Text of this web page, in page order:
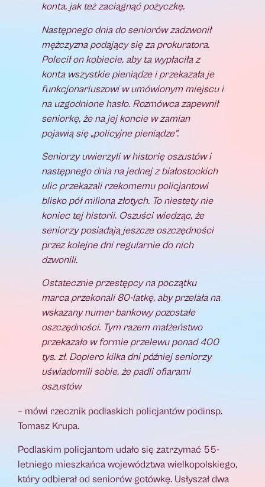
konta, jak też zaciągnąć pożyczkę.
Następnego dnia do seniorów zadzwonił
mężczyzna podający się za prokuratora.
Polecił on kobiecie, aby ta wypłaciła z
konta wszystkie pieniądze i przekazała je
funkcjonariuszowi w umówionym miejscu i
na uzgodnione hasło. Rozmówca zapewnił
seniorkę, że na jej koncie w zamian
pojawią się „policyjne pieniądze”.
Seniorzy uwierzyli w historię oszustów i
następnego dnia na jednej z białostockich
ulic przekazali rzekomemu policjantowi
blisko pół miliona złotych. To niestety nie
koniec tej historii. Oszuści wiedząc, że
seniorzy posiadają jeszcze oszczędności
przez kolejne dni regularnie do nich
dzwonili.
Ostatecznie przestępcy na początku
marca przekonali 80-latkę, aby przelała na
wskazany numer bankowy pozostałe
oszczędności. Tym razem małżeństwo
przekazało w formie przelewu ponad 400
tys. zł. Dopiero kilka dni później seniorzy
uświadomili sobie, że padli ofiarami
oszustów
– mówi rzecznik podlaskich policjantów podinsp.
Tomasz Krupa.
Podlaskim policjantom udało się zatrzymać 55-
letniego mieszkańca województwa wielkopolskiego,
który odbierał od seniorów gotówkę. Usłyszał dwa